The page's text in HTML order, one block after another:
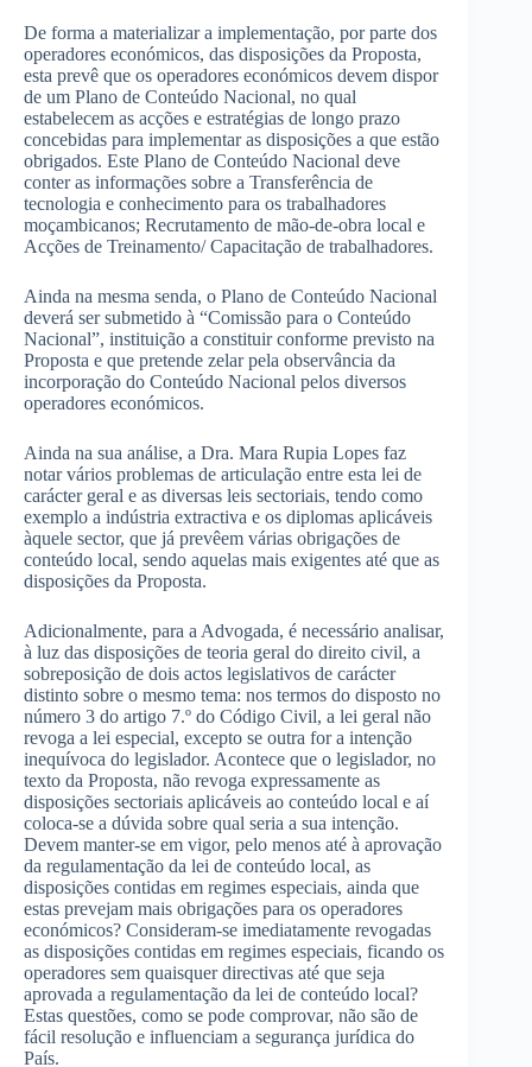
De forma a materializar a implementação, por parte dos
operadores económicos, das disposições da Proposta,
esta prevê que os operadores económicos devem dispor
de um Plano de Conteúdo Nacional, no qual
estabelecem as acções e estratégias de longo prazo
concebidas para implementar as disposições a que estão
obrigados. Este Plano de Conteúdo Nacional deve
conter as informações sobre a Transferência de
tecnologia e conhecimento para os trabalhadores
moçambicanos; Recrutamento de mão-de-obra local e
Acções de Treinamento/ Capacitação de trabalhadores.
Ainda na mesma senda, o Plano de Conteúdo Nacional
deverá ser submetido à “Comissão para o Conteúdo
Nacional”, instituição a constituir conforme previsto na
Proposta e que pretende zelar pela observância da
incorporação do Conteúdo Nacional pelos diversos
operadores económicos.
Ainda na sua análise, a Dra. Mara Rupia Lopes faz
notar vários problemas de articulação entre esta lei de
carácter geral e as diversas leis sectoriais, tendo como
exemplo a indústria extractiva e os diplomas aplicáveis
àquele sector, que já prevêem várias obrigações de
conteúdo local, sendo aquelas mais exigentes até que as
disposições da Proposta.
Adicionalmente, para a Advogada, é necessário analisar,
à luz das disposições de teoria geral do direito civil, a
sobreposição de dois actos legislativos de carácter
distinto sobre o mesmo tema: nos termos do disposto no
número 3 do artigo 7.º do Código Civil, a lei geral não
revoga a lei especial, excepto se outra for a intenção
inequívoca do legislador. Acontece que o legislador, no
texto da Proposta, não revoga expressamente as
disposições sectoriais aplicáveis ao conteúdo local e aí
coloca-se a dúvida sobre qual seria a sua intenção.
Devem manter-se em vigor, pelo menos até à aprovação
da regulamentação da lei de conteúdo local, as
disposições contidas em regimes especiais, ainda que
estas prevejam mais obrigações para os operadores
económicos? Consideram-se imediatamente revogadas
as disposições contidas em regimes especiais, ficando os
operadores sem quaisquer directivas até que seja
aprovada a regulamentação da lei de conteúdo local?
Estas questões, como se pode comprovar, não são de
fácil resolução e influenciam a segurança jurídica do
País.